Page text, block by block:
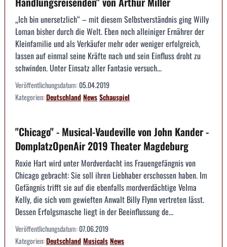
„Ich bin unersetzlich“ – mit diesem Selbstverständnis ging Willy
Loman bisher durch die Welt. Eben noch alleiniger Ernährer der
Kleinfamilie und als Verkäufer mehr oder weniger erfolgreich,
lassen auf einmal seine Kräfte nach und sein Einfluss droht zu
schwinden. Unter Einsatz aller Fantasie versuch...
Veröffentlichungsdatum:05.04.2019
Kategorien:DeutschlandNewsSchauspiel
"Chicago" - Musical-Vaudeville von John Kander -
DomplatzOpenAir 2019 Theater Magdeburg
Roxie Hart wird unter Mordverdacht ins Frauengefängnis von
Chicago gebracht: Sie soll ihren Liebhaber erschossen haben. Im
Gefängnis trifft sie auf die ebenfalls mordverdächtige Velma
Kelly, die sich vom gewieften Anwalt Billy Flynn vertreten lässt.
Dessen Erfolgsmasche liegt in der Beeinflussung de...
Veröffentlichungsdatum:07.06.2019
Kategorien:DeutschlandMusicalsNews